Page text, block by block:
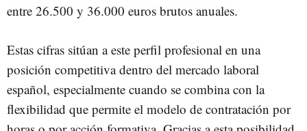
entre 26.500 y 36.000 euros brutos anuales.
Estas cifras sitúan a este perfil profesional en una
posición competitiva dentro del mercado laboral
español, especialmente cuando se combina con la
flexibilidad que permite el modelo de contratación por